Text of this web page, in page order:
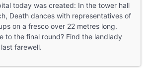
today was created: In the tower hall
Death dances with representatives of
on a fresco over 22 metres long.
to the final round? Find the landlady
farewell.